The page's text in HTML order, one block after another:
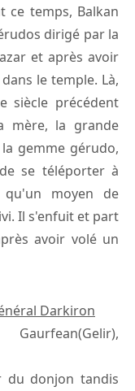
ce temps, Balkan
dirigé par la
et après avoir
le temple. Là,
siècle précédent
mère, la grande
gemme gérudo,
se téléporter à
moyen de
Il s'enfuit et part
avoir volé un
Darkiron
du donjon tandis